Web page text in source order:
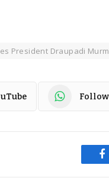
President Draupadi